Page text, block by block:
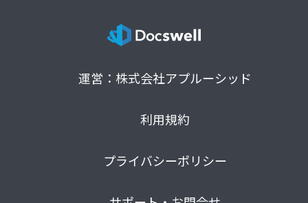
運営：株式会社アプルーシッド
利用規約
プライバシーポリシー